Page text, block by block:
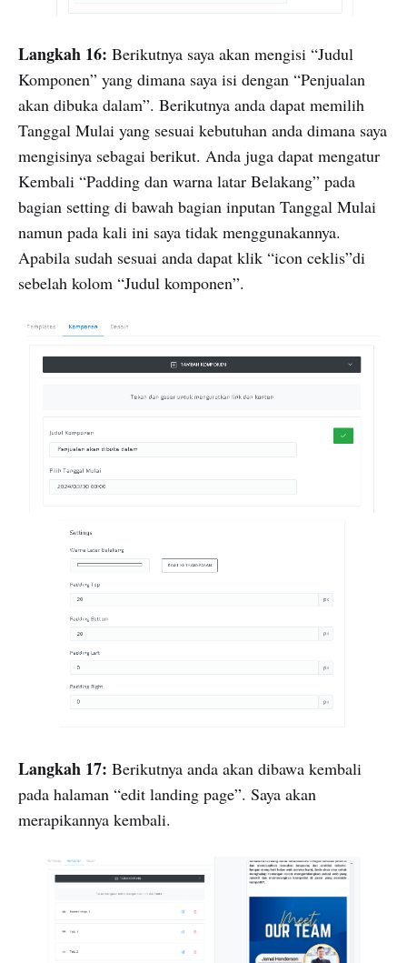
Langkah 16: Berikutnya saya akan mengisi “Judul
Komponen” yang dimana saya isi dengan “Penjualan
akan dibuka dalam”. Berikutnya anda dapat memilih
Tanggal Mulai yang sesuai kebutuhan anda dimana saya
mengisinya sebagai berikut. Anda juga dapat mengatur
Kembali “Padding dan warna latar Belakang” pada
bagian setting di bawah bagian inputan Tanggal Mulai
namun pada kali ini saya tidak menggunakannya.
Apabila sudah sesuai anda dapat klik “icon ceklis”di
sebelah kolom “Judul komponen”.
Langkah 17: Berikutnya anda akan dibawa kembali
pada halaman “edit landing page”. Saya akan
merapikannya kembali.